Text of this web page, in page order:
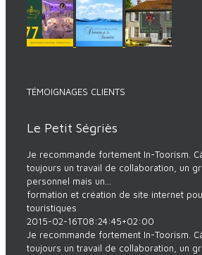
TÉMOIGNAGES CLIENTS
Le Petit Ségriès
Je recommande fortement In-Toorism.
toujours un travail de collaboration, un
personnel mais un...
formation et création de site internet
touristiques
2015-02-16T08:24:45+02:00
Je recommande fortement In-Toorism.
toujours un travail de collaboration, un